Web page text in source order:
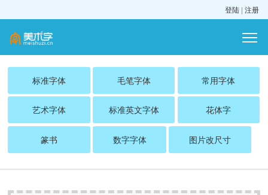
登陆 | 注册
标准字体 毛笔字体 常用字体
艺术字体 标准英文字体 花体字
篆书 数字字体 图片改尺寸